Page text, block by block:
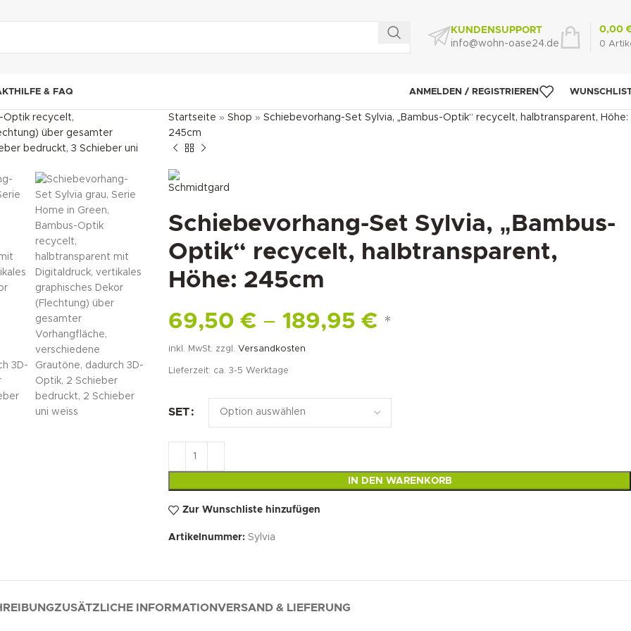
KUNDENSUPPORT
info@wohn-oase24.de
0
0,00
HILFE & FAQ ANMELDEN / REGISTRIEREN
Startseite » Shop » Schiebevorhang-Set Sylvia, „Bambus-Optik“ recycelt, halbtransparent, Höhe:
245cm
Schiebevorhang-Set Sylvia, „Bambus-
Optik“ recycelt, halbtransparent,
Höhe: 245cm
69,50€ – 189,95€ *
inkl. MwSt. zzgl. Versandkosten
Lieferzeit: ca. 3-5 Werktage
SET
IN DEN WARENKORB
Zur Wunschliste hinzufügen
Artikelnummer: Sylvia
ZUSÄTZLICHE INFORMATIONVERSAND & LIEFERUNG